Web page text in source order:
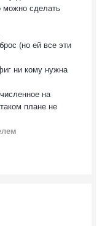
можно сделать
(но ей все эти
ни кому нужна
на
плане не